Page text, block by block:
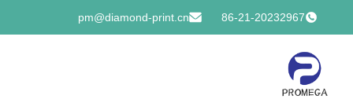
86-21-20232967
pm@diamond-print.cn